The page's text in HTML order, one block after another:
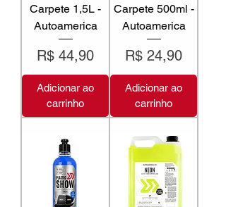
Carpete 1,5L -
Autoamerica
Preço
R$ 44,90
Adicionar ao
carrinho
Carpete 500ml -
Autoamerica
Preço
R$ 24,90
Adicionar ao
carrinho